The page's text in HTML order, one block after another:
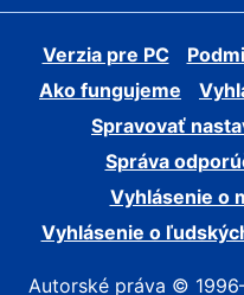
Verzia pre PC
Ako fungujeme
Spravovať
Správa
Vyhlásenie o
Vyhlásenie o
Autorské práva ©